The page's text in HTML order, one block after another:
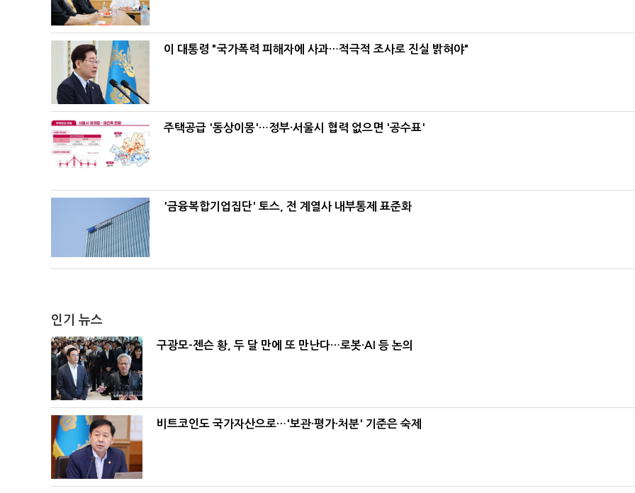
이 대통령 "국가폭력 피해자에 사과…적극적 조사로 진실 밝혀야"
주택공급 '동상이몽'…정부·서울시 협력 없으면 '공수표'
'금융복합기업집단' 토스, 전 계열사 내부통제 표준화
인기 뉴스
구광모-젠슨 황, 두 달 만에 또 만난다…로봇·AI 등 논의
비트코인도 국가자산으로…'보관·평가·처분' 기준은 숙제